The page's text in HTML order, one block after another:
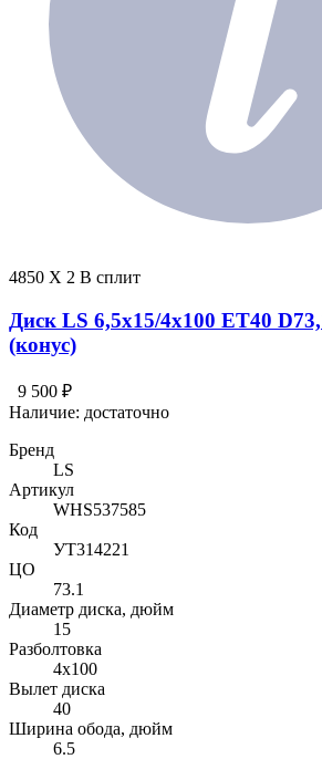
4850 X 2 В сплит
Диск LS 6,5x15/4x100 ET40
(конус)
9 500 ₽
Наличие: достаточно
Бренд
LS
Артикул
WHS537585
Код
УТ314221
ЦО
73.1
Диаметр диска, дюйм
15
Разболтовка
4x100
Вылет диска
40
Ширина обода, дюйм
6.5